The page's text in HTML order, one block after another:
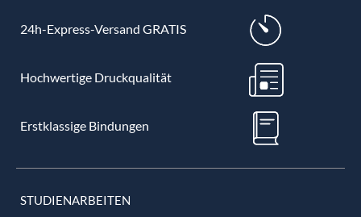
24h-Express-Versand GRATIS
Hochwertige Druckqualität
Erstklassige Bindungen
STUDIENARBEITEN